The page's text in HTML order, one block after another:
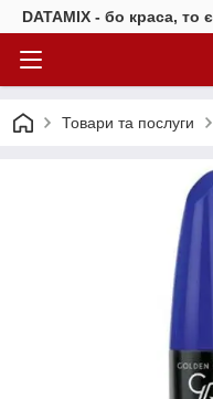
DATAMIX - бо краcа,
Товари та послуги